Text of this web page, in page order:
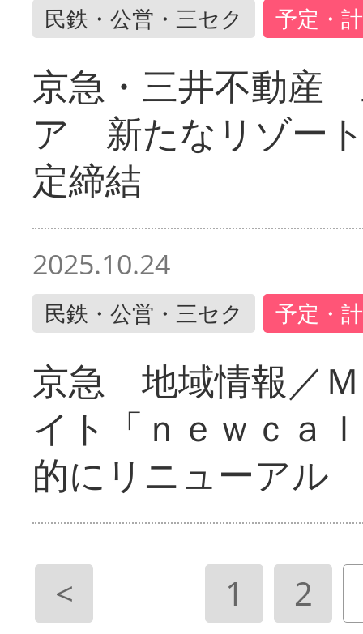
民鉄・公営・三セク 予定・
京急・三井不動産
ア 新たなリゾー
定締結
2025.10.24
民鉄・公営・三セク 予定・
京急 地域情報／
イト「ｎｅｗｃａ
的にリニューアル
< 1 2